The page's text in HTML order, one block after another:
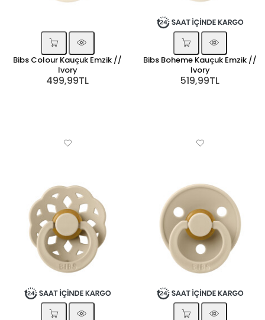
Bibs Colour Kauçuk Emzik //
Ivory
499,99TL
Bibs Boheme Kauçuk Emzik //
Ivory
519,99TL